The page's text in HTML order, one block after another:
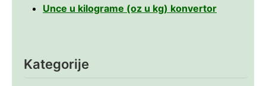
Unce u kilograme (oz u kg) konvertor
Kategorije